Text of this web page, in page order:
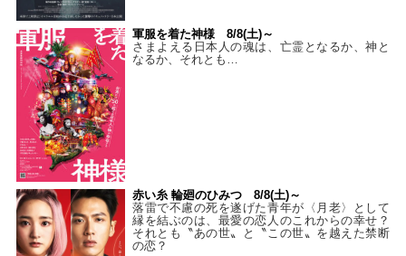
軍服を着た神様 8/8(土)～
さまよえる日本人の魂は、亡霊となるか、神と
なるか、それとも…
赤い糸 輪廻のひみつ 8/8(土)～
落雷で不慮の死を遂げた青年が〈月老〉として
縁を結ぶのは、最愛の恋人のこれからの幸せ？
それとも〝あの世〟と〝この世〟を越えた禁断
の恋？